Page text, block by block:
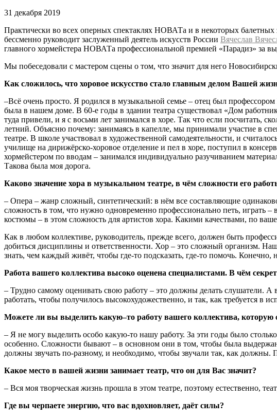
31 декабря 2019
Практически во всех оперных спектаклях НОВАТа и в некоторых балетных
бессменно руководит заслуженный деятель искусств России Вячеслав
главного хормейстера НОВАТа профессиональной премией «Парадиз» за
Мы побеседовали с мастером сцены о том, что значит для него
Как сложилось, что хоровое искусство стало главным делом Вашей
–Всё очень просто. Я родился в музыкальной семье – отец был
была в нашем доме. В 60-е годы в здании театра существовал «Дом
туда привели, и я с восьми лет занимался в хоре. Так что если посчитать,
летний. Объясню почему: занимаясь в капелле, мы принимали участие в
театре. В школе участвовал в художественной самодеятельности, и
училище на дирижёрско-хоровое отделение и пел в хоре, поступил в
хормейстером по вводам – занимался индивидуально разучиванием
Такова была моя дорога.
Каково значение хора в музыкальном театре, в чём сложности его
– Опера – жанр сложный, синтетический: в нём все составляющие
сложность в том, что нужно одновременно профессионально петь, играть –
костюмы – в этом сложность для артистов хора. Какими качествами, по
Как в любом коллективе, руководитель, прежде всего, должен быть
добиться дисциплины и ответственности. Хор – это сложный организм.
знать, чем каждый живёт, чтобы где-то подсказать, где-то помочь.
Работа вашего коллектива высоко оценена специалистами. В чём секрет
– Трудно самому оценивать свою работу – это должны делать слушатели. А
работать, чтобы получилось высокохудожественно, и так, как требуется в
Можете ли вы выделить какую–то работу вашего коллектива, которую
– Я не могу выделить особо какую-то нашу работу. За эти годы было
особенно. Сложности бывают – в основном они в том, чтобы была
должны звучать по-разному, и необходимо, чтобы звучали так, как должны.
Какое место в вашей жизни занимает театр, что он для Вас значит?
– Вся моя творческая жизнь прошла в этом театре, поэтому естественно,
Где вы черпаете энергию, что вас вдохновляет, даёт силы?